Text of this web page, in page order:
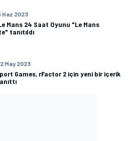
Haz 2023
Mans 24 Saat Oyunu "Le Mans
tanıtıldı
May 2023
Games, rFactor 2 için yeni bir içerik